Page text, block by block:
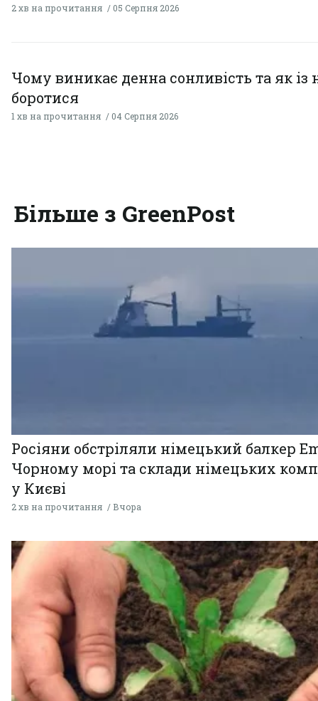
2 хв на прочитання 05 Серпня 2026
Чому виникає денна сонливість та як із
боротися
1 хв на прочитання 04 Серпня 2026
Більше з GreenPost
Росіяни обстріляли німецький балкер
Чорному морі та склади німецьких
у Києві
2 хв на прочитання Вчора